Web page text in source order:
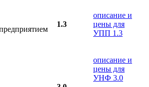
1.3
описание и
цены для
УПП 1.3
описание и
цены для
УНФ 3.0